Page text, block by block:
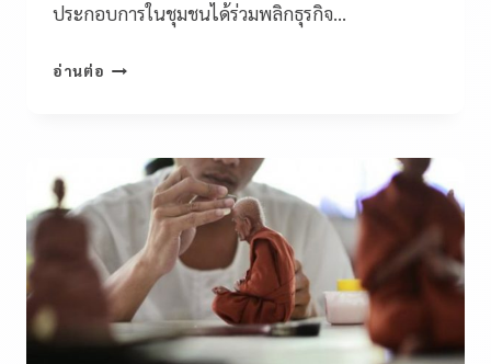
ประกอบการในชุมชนได้ร่วมพลิกธุรกิจ…
อ่านต่อ